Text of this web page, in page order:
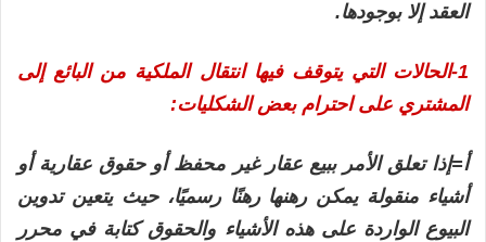
العقد إلا بوجودها.
1-الحالات التي يتوقف فيها انتقال الملكية من البائع إلى
المشتري على احترام بعض الشكليات:
أ=إذا تعلق الأمر ببيع عقار غير محفظ أو حقوق عقارية أو
أشياء منقولة يمكن رهنها رهنًا رسميًا، حيث يتعين تدوين
البيوع الواردة على هذه الأشياء والحقوق كتابة في محرر